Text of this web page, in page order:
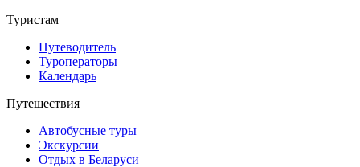
Туристам
Путеводитель
Туроператоры
Календарь
Путешествия
Автобусные туры
Экскурсии
Отдых в Беларуси